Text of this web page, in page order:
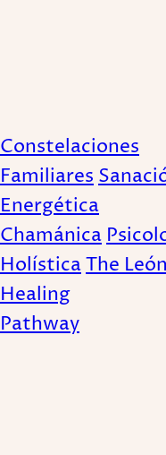
Constelaciones
Familiares
Energética
Chamánica
HolísticaThe León
Healing
Pathway
🗝
Publicado